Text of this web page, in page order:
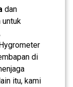
dan
untuk
di
itu, kami